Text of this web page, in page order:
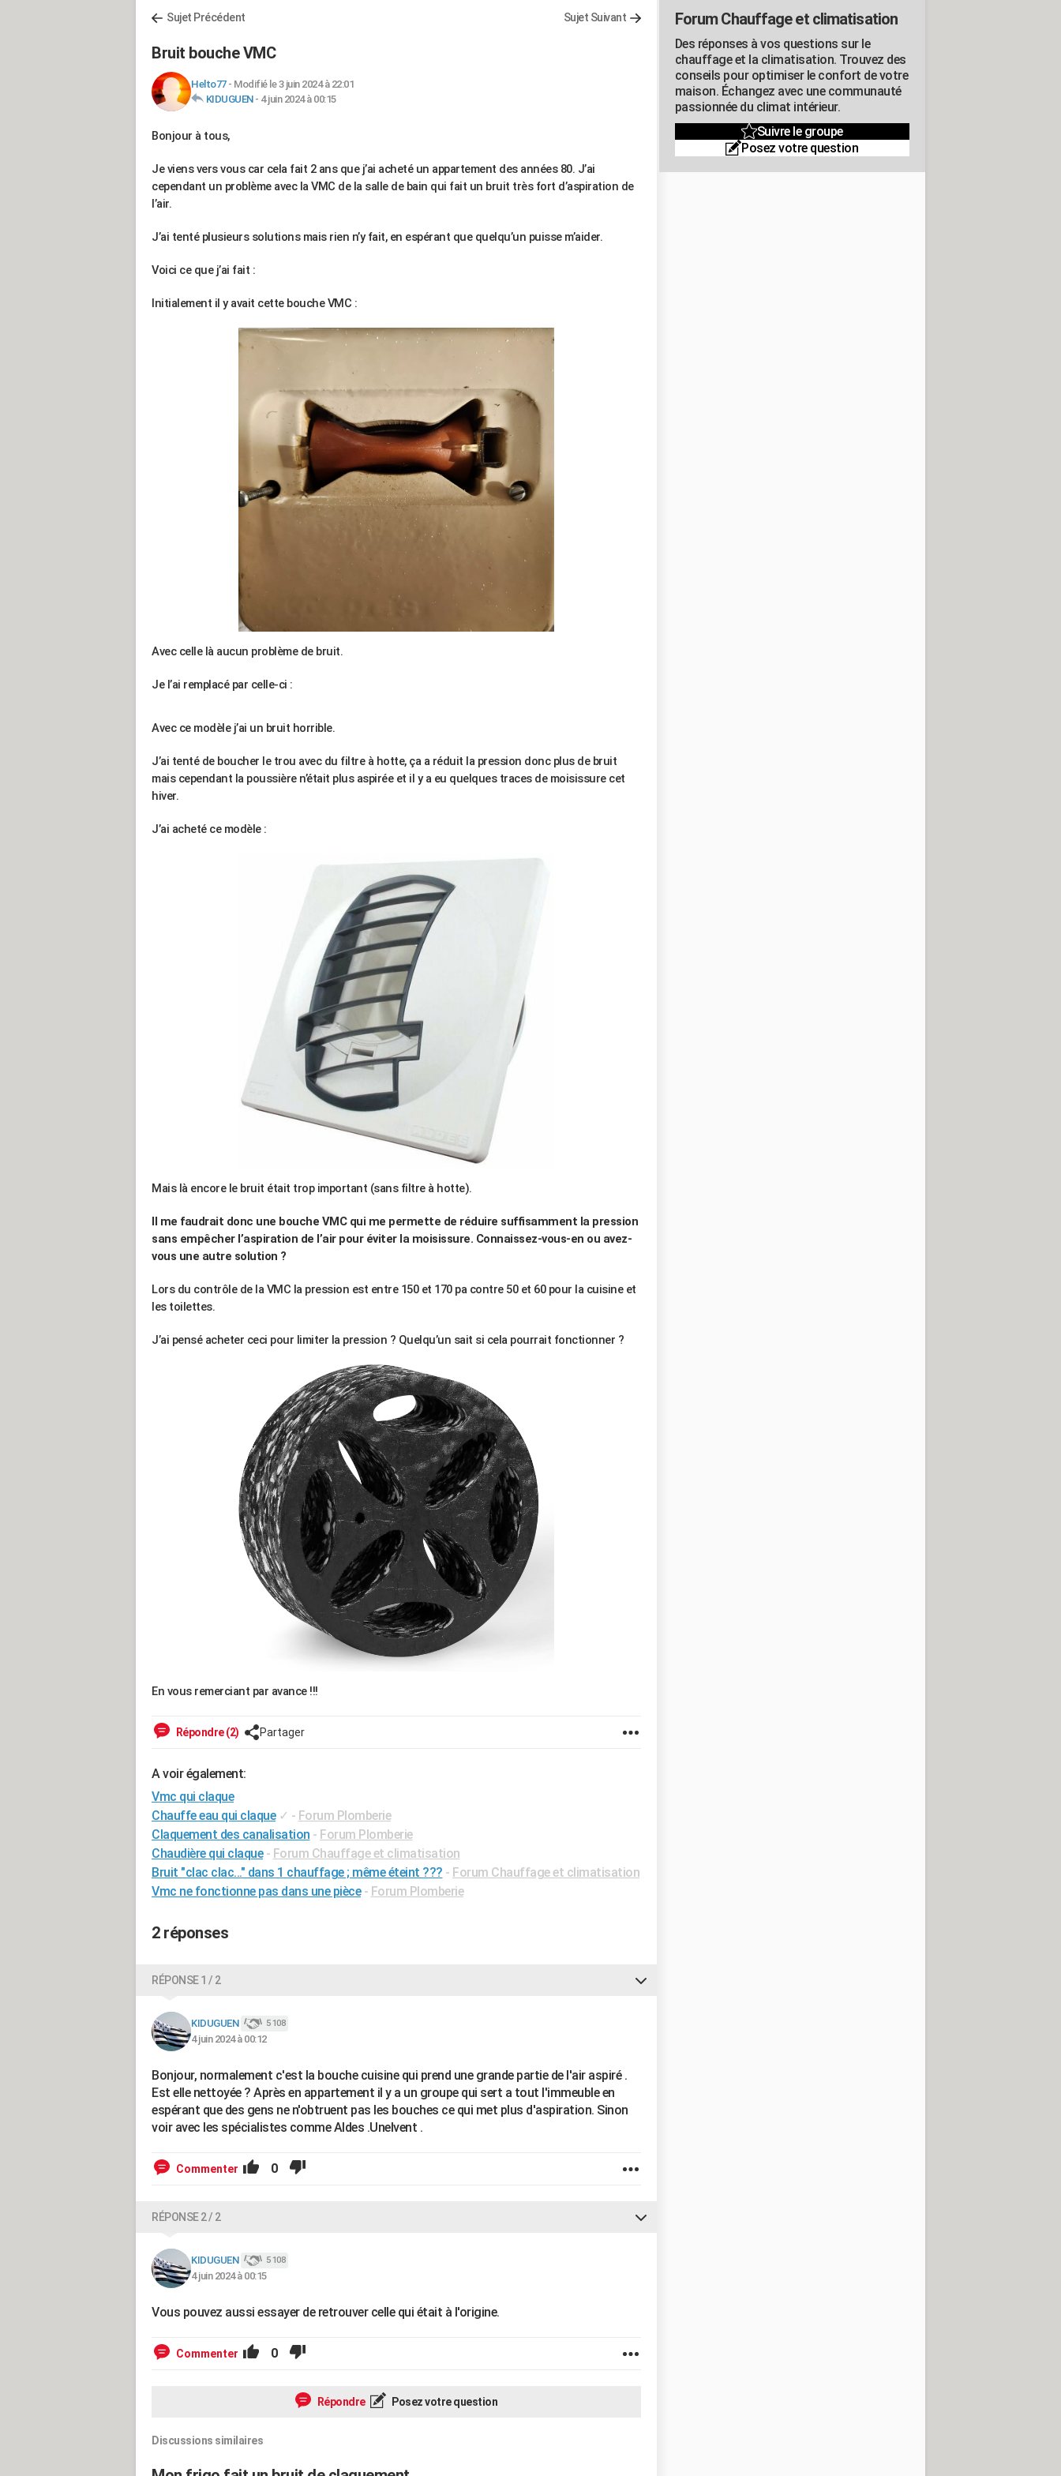
Sujet Précédent Sujet Suivant
Bruit bouche VMC
Helto77- Modifié le 3 juin 2024 à 22:01
KIDUGUEN- 4 juin 2024 à 00:15
Bonjour à tous,
Je viens vers vous car cela fait 2 ans que j’ai acheté un appartement des années 80. J’ai
cependant un problème avec la VMC de la salle de bain qui fait un bruit très fort d’aspiration de
l’air.
J’ai tenté plusieurs solutions mais rien n’y fait, en espérant que quelqu’un puisse m’aider.
Voici ce que j’ai fait :
Initialement il y avait cette bouche VMC :
Avec celle là aucun problème de bruit.
Je l’ai remplacé par celle-ci :
Avec ce modèle j’ai un bruit horrible.
J’ai tenté de boucher le trou avec du filtre à hotte, ça a réduit la pression donc plus de bruit
mais cependant la poussière n’était plus aspirée et il y a eu quelques traces de moisissure cet
hiver.
J’ai acheté ce modèle :
Mais là encore le bruit était trop important (sans filtre à hotte).
Il me faudrait donc une bouche VMC qui me permette de réduire suffisamment la pression
sans empêcher l’aspiration de l’air pour éviter la moisissure. Connaissez-vous-en ou avez-
vous une autre solution ?
Lors du contrôle de la VMC la pression est entre 150 et 170 pa contre 50 et 60 pour la cuisine et
les toilettes.
J’ai pensé acheter ceci pour limiter la pression ? Quelqu’un sait si cela pourrait fonctionner ?
En vous remerciant par avance !!!
Répondre (2) Partager
A voir également:
Vmc qui claque
Chauffe eau qui claque ✓ - Forum Plomberie
Claquement des canalisation - Forum Plomberie
Chaudière qui claque - Forum Chauffage et climatisation
Bruit "clac clac..." dans 1 chauffage ; même éteint ??? - Forum Chauffage et climatisation
Vmc ne fonctionne pas dans une pièce - Forum Plomberie
2 réponses
RÉPONSE 1 / 2
KIDUGUEN 5 108
4 juin 2024 à 00:12
Bonjour, normalement c'est la bouche cuisine qui prend une grande partie de l'air aspiré .
Est elle nettoyée ? Après en appartement il y a un groupe qui sert a tout l'immeuble en
espérant que des gens ne n'obtruent pas les bouches ce qui met plus d'aspiration. Sinon
voir avec les spécialistes comme Aldes .Unelvent .
Commenter 0
RÉPONSE 2 / 2
KIDUGUEN 5 108
4 juin 2024 à 00:15
Vous pouvez aussi essayer de retrouver celle qui était à l'origine.
Commenter 0
Répondre Posez votre question
Discussions similaires
Forum Chauffage et climatisation
Des réponses à vos questions sur le
chauffage et la climatisation. Trouvez des
conseils pour optimiser le confort de votre
maison. Échangez avec une communauté
passionnée du climat intérieur.
Suivre le groupe
Posez votre question